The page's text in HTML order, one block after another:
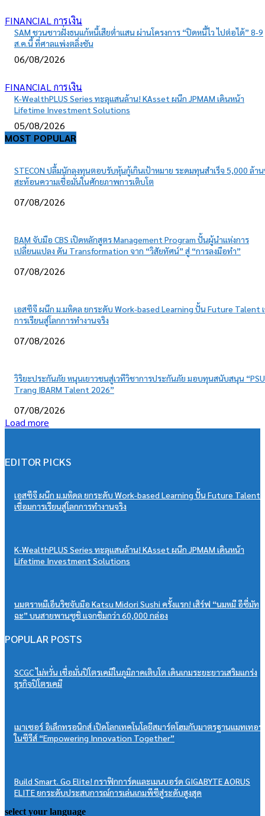
FINANCIAL การเงิน
SAM ชวนชาวฝั่งธนแก้หนี้เสียต่ำแสน ผ่านโครงการ “ปิดหนี้ไว ไปต่อได้” 8-9
ส.ค.นี้ ที่ศาลแพ่งตลิ่งชัน
06/08/2026
FINANCIAL การเงิน
K-WealthPLUS Series ทะลุแสนล้าน! KAsset ผนึก JPMAM เดินหน้า
Lifetime Investment Solutions
05/08/2026
MOST POPULAR
STECON ปลื้มนักลงทุนตอบรับหุ้นกู้เกินเป้าหมาย ระดมทุนสำเร็จ 5,000 ล้า
สะท้อนความเชื่อมั่นในศักยภาพการเติบโต
07/08/2026
BAM จับมือ CBS เปิดหลักสูตร Management Program ปั้นผู้นำแห่งการ
เปลี่ยนแปลง ดัน Transformation จาก “วิสัยทัศน์” สู่ “การลงมือทำ”
07/08/2026
เอสซีจี ผนึก ม.มหิดล ยกระดับ Work-based Learning ปั้น Future Talent
การเรียนสู่โลกการทำงานจริง
07/08/2026
วิริยะประกันภัย หนุนเยาวชนสู่เวทีวิชาการประกันภัย มอบทุนสนับสนุน “PSU
Trang IBARM Talent 2026”
07/08/2026
Load more
EDITOR PICKS
เอสซีจี ผนึก ม.มหิดล ยกระดับ Work-based Learning ปั้น Future Talent
เชื่อมการเรียนสู่โลกการทำงานจริง
K-WealthPLUS Series ทะลุแสนล้าน! KAsset ผนึก JPMAM เดินหน้า
Lifetime Investment Solutions
นมตราหมีเอ็นริชจับมือ Katsu Midori Sushi ครั้งแรก! เสิร์ฟ “นมหมี อีซี่มัท
ฉะ” บนสายพานซูชิ แจกชิมกว่า 60,000 กล่อง
POPULAR POSTS
SCGC ไม่หวั่น เชื่อมั่นปิโตรเคมีในภูมิภาคเติบโต เดินเกมระยะยาวเสริมแกร่ง
ธุรกิจปิโตรเคมี
เมาเซอร์ อิเล็กทรอนิกส์ เปิดโลกเทคโนโลยีสมาร์ตโฮมกับมาตรฐานแมทเทอร์
ในซีรีส์ “Empowering Innovation Together”
Build Smart. Go Elite! กราฟิกการ์ดและเมนบอร์ด GIGABYTE AORUS
ELITE ยกระดับประสบการณ์การเล่นเกมพีซีสู่ระดับสูงสุด
select your language